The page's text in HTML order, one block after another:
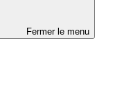
Fermer le menu